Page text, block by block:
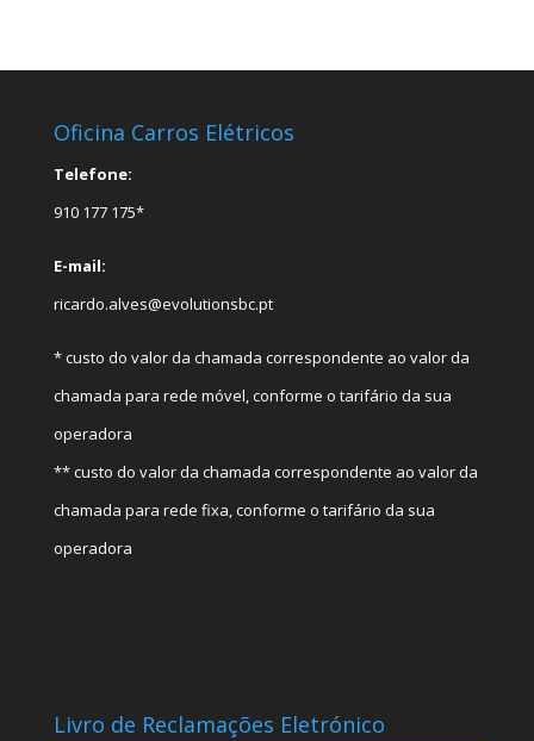
Oficina Carros Elétricos
Telefone:
910 177 175*
E-mail:
ricardo.alves@evolutionsbc.pt
* custo do valor da chamada correspondente ao valor da
chamada para rede móvel, conforme o tarifário da sua
operadora
** custo do valor da chamada correspondente ao valor da
chamada para rede fixa, conforme o tarifário da sua
operadora
Livro de Reclamações Eletrónico